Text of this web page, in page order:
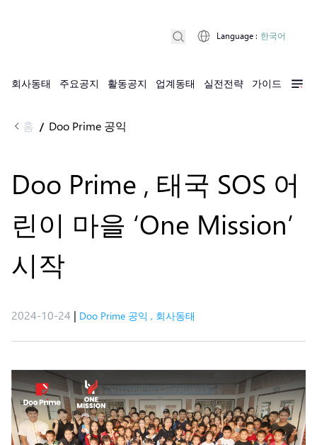
회사동태 주요공지 활동공지 업계동태 실전전략 가이드
Language : 한국어
홈 / Doo Prime 공익
Doo Prime , 태국 SOS 어
린이 마을 ‘One Mission’
시작
2024-10-24 | Doo Prime 공익 , 회사동태